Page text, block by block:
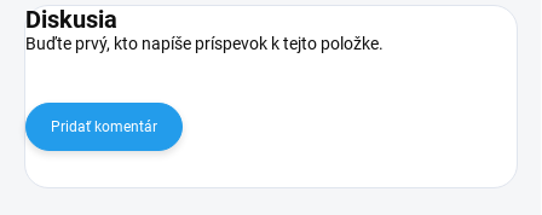
Diskusia
Buďte prvý, kto napíše príspevok k tejto položke.
Pridať komentár